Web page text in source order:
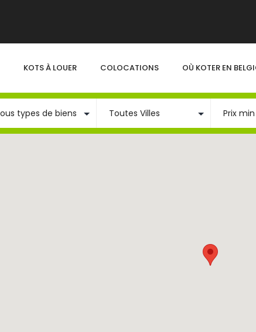
KOTS À LOUER COLOCATIONS OÙ KOTER EN